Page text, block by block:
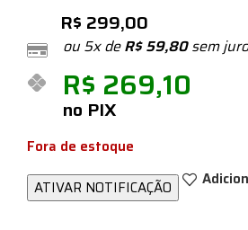
R$ 299,00
ou 5x deR$59,80sem
R$ 269,10
no PIX
Fora de estoque